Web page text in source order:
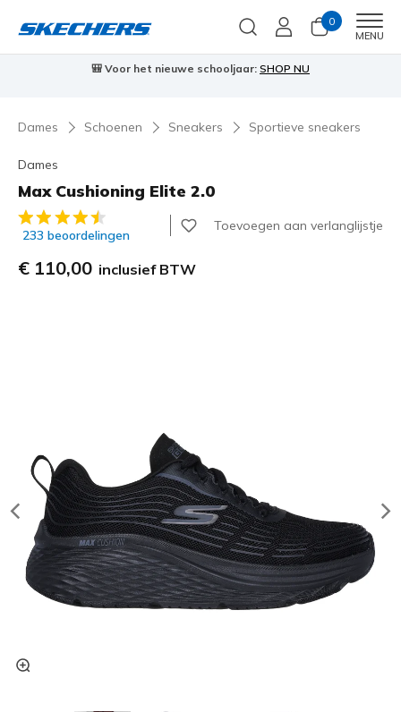
0
MENU
⭐Skechers VIP:45 dagen retourrecht voor
Dames Schoenen Sneakers Sportieve sneakers
Dames
Max Cushioning Elite 2.0
5 van de 5 klantbeoordelingen
233 beoordelingen
Toevoegen aan verlanglijstje
€ 110,00 inclusief BTW